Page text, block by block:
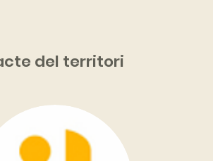
del territori